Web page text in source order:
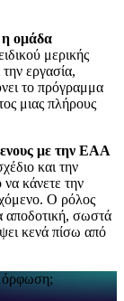
η ομάδα
μερικής
εργασία,
το πρόγραμμα
μιας πλήρους
με την EAA
και την
κάνετε την
Ο ρόλος
αποδοτική, σωστά
κενά πίσω από